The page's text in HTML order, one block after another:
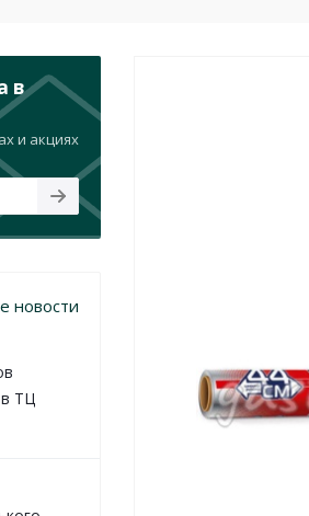
в
и акциях
новости
ТЦ